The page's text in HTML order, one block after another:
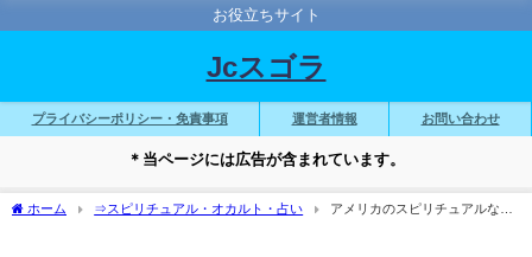
お役立ちサイト
Jcスゴラ
プライバシーポリシー・免責事項 運営者情報 お問い合わせ
＊当ページには広告が含まれています。
ホーム ⇒スピリチュアル・オカルト・占い
アメリカのスピリチュアルな有